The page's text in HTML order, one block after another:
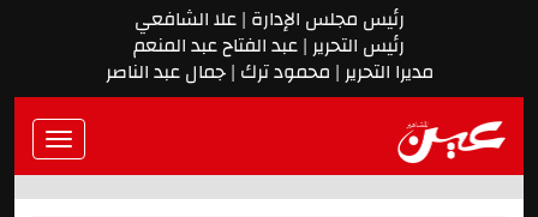
رئيس مجلس الإدارة | علا الشافعي
رئيس التحرير | عبد الفتاح عبد المنعم
مديرا التحرير | محمود ترك | جمال عبد الناصر
Toggle